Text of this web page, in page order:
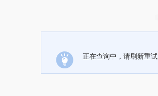
正在查询中，请刷新重试